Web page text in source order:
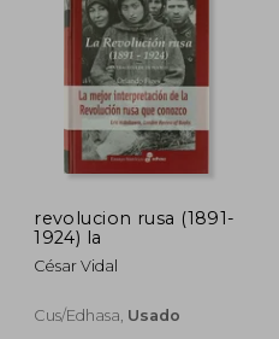
45%
dcto.
revolucion rusa (1891-
1924) la
César Vidal
Cus/edhasa, Usado